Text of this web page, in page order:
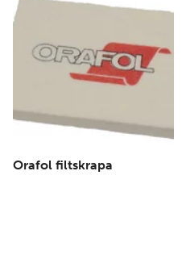
Orafol filtskrapa